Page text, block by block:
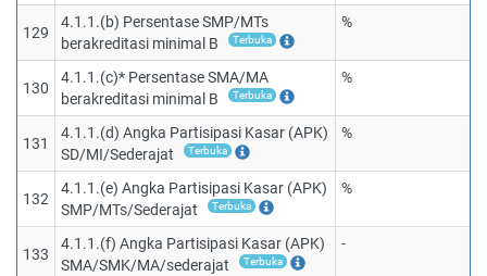
129
4.1.1.(b) Persentase SMP/MTs
berakreditasi minimal B
Terbuka
%
130
4.1.1.(c)* Persentase SMA/MA
berakreditasi minimal B
Terbuka
%
131
4.1.1.(d) Angka Partisipasi Kasar (APK)
SD/MI/Sederajat
Terbuka
%
132
4.1.1.(e) Angka Partisipasi Kasar (APK)
SMP/MTs/Sederajat
Terbuka
%
133
4.1.1.(f) Angka Partisipasi Kasar (APK)
SMA/SMK/MA/sederajat
Terbuka
-